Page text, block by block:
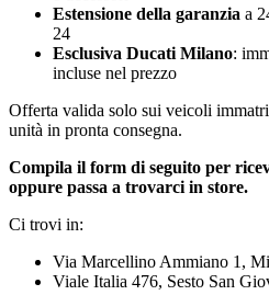
Estensione della garanzia a
24
Esclusiva Ducati Milano:
incluse nel prezzo
Offerta valida solo sui veicoli
unità in pronta consegna.
Compila il form di seguito per
oppure passa a trovarci in store.
Ci trovi in:
Via Marcellino Ammiano 1,
Viale Italia 476, Sesto San